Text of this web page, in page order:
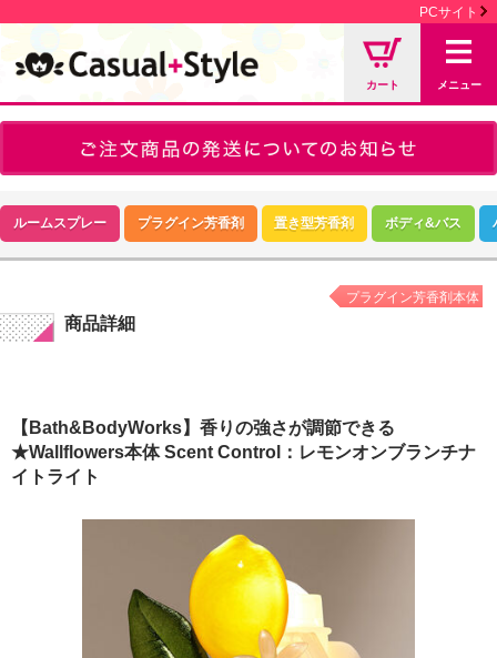
PCサイト
カート メニュー
ルームスプレー プラグイン芳香剤 置き型芳香剤 ボディ&バス
商品詳細
プラグイン芳香剤本体
【Bath&BodyWorks】香りの強さが調節できる
★Wallflowers本体 Scent Control：レモンオンブランチナ
イトライト